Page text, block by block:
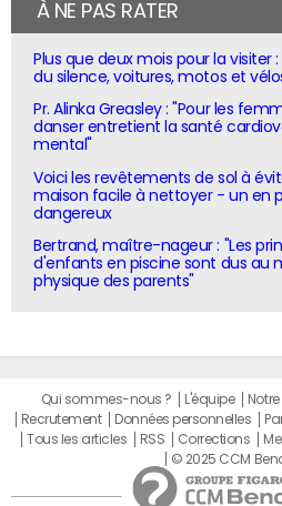
À NE PAS RATER
Plus que deux mois pour la visiter
du silence, voitures, motos et
Pr. Alinka Greasley : "Pour les
danser entretient la santé
mental"
Voici les revêtements de sol à
maison facile à nettoyer - un en
dangereux
Bertrand, maître-nageur : "Les
d'enfants en piscine sont dus au
physique des parents"
Qui sommes-nous ? L'équipe
Recrutement
Données personnelles
Tous les articles
RSS Corrections
© 2025 CCM